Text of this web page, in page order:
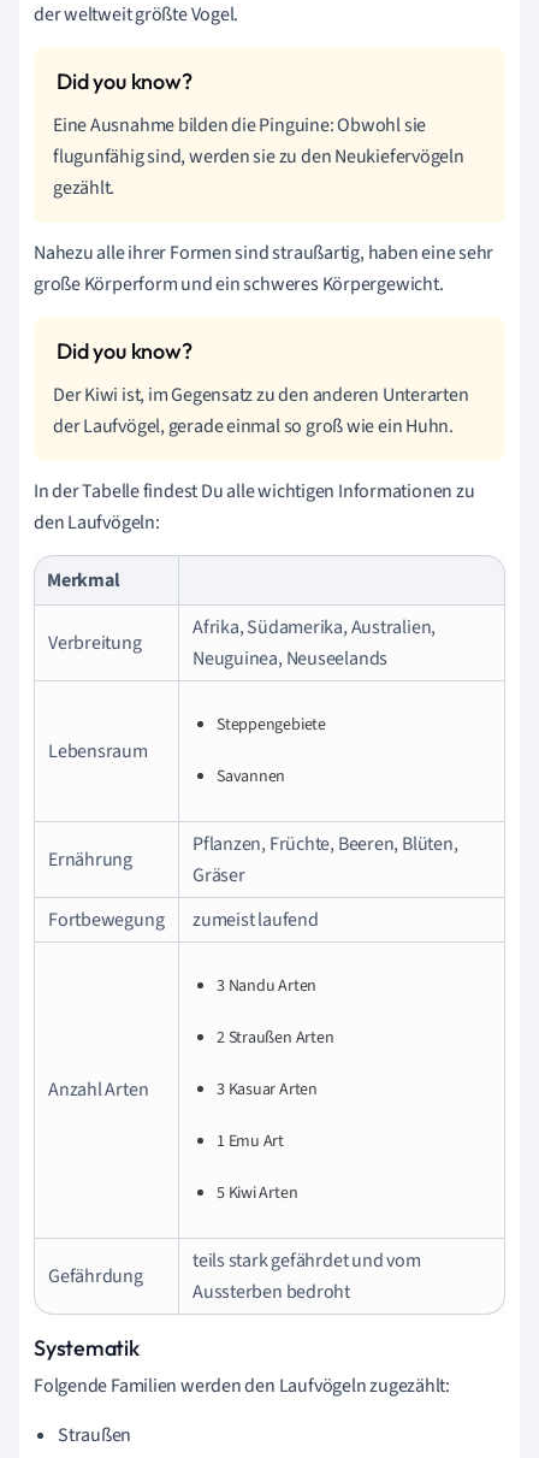
der weltweit größte Vogel.
Eine Ausnahme bilden die Pinguine: Obwohl sie
flugunfähig sind, werden sie zu den Neukiefervögeln
gezählt.
Nahezu alle ihrer Formen sind straußartig, haben eine sehr
große Körperform und ein schweres Körpergewicht.
Der Kiwi ist, im Gegensatz zu den anderen Unterarten
der Laufvögel, gerade einmal so groß wie ein Huhn.
In der Tabelle findest Du alle wichtigen Informationen zu
den Laufvögeln:
Merkmal
Verbreitung
Afrika, Südamerika, Australien,
Neuguinea, Neuseelands
Lebensraum
Steppengebiete
Savannen
Ernährung
Pflanzen, Früchte, Beeren, Blüten,
Gräser
Fortbewegung
zumeist laufend
Anzahl Arten
3 Nandu Arten
2 Straußen Arten
3 Kasuar Arten
1 Emu Art
5 Kiwi Arten
Gefährdung
teils stark gefährdet und vom
Aussterben bedroht
Systematik
Folgende Familien werden den Laufvögeln zugezählt:
Straußen